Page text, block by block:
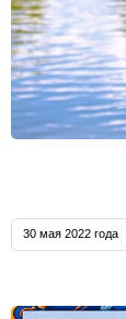
30 мая 2022 года